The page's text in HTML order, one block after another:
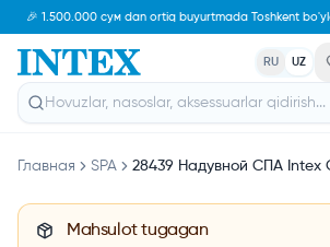
🎉 1.500.000 сум dan ortiq buyurtmada Toshkent
RU UZ
Главная SPA 28439 Надувной СПА Intex
Mahsulot tugagan